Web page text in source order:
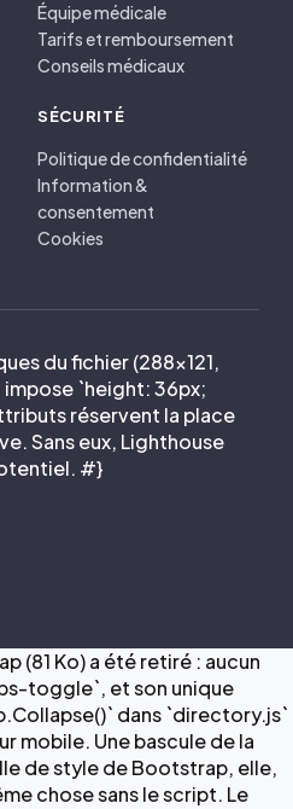
Équipe médicale
Tarifs et remboursement
Conseils médicaux
SÉCURITÉ
Politique de confidentialité
Information &
consentement
Cookies
du fichier (288×121,
impose `height: 36px;
réservent la place
Sans eux, Lighthouse
#}
(81 Ko) a été retiré : aucun
toggle`, et son unique
dans `directory.js`
mobile. Une bascule de la
de style de Bootstrap, elle,
chose sans le script. Le